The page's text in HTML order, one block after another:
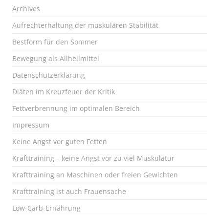
Archives
Aufrechterhaltung der muskulären Stabilität
Bestform für den Sommer
Bewegung als Allheilmittel
Datenschutzerklärung
Diäten im Kreuzfeuer der Kritik
Fettverbrennung im optimalen Bereich
Impressum
Keine Angst vor guten Fetten
Krafttraining – keine Angst vor zu viel Muskulatur
Krafttraining an Maschinen oder freien Gewichten
Krafttraining ist auch Frauensache
Low-Carb-Ernährung